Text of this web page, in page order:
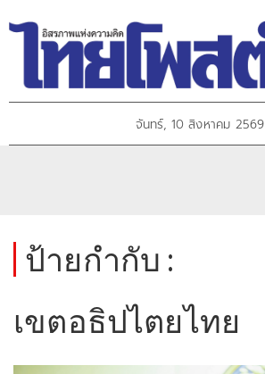
จันทร์, 10 สิงหาคม 2569
ป้ายกำกับ :
เขตอธิปไตยไทย